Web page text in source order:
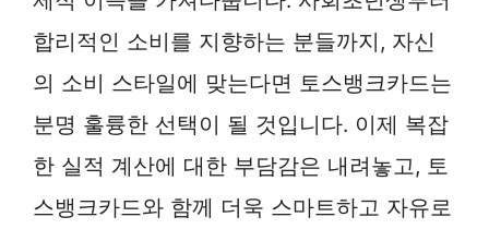
합리적인 소비를 지향하는 분들까지, 자신
의 소비 스타일에 맞는다면 토스뱅크카드는
분명 훌륭한 선택이 될 것입니다. 이제 복잡
한 실적 계산에 대한 부담감은 내려놓고, 토
스뱅크카드와 함께 더욱 스마트하고 자유로